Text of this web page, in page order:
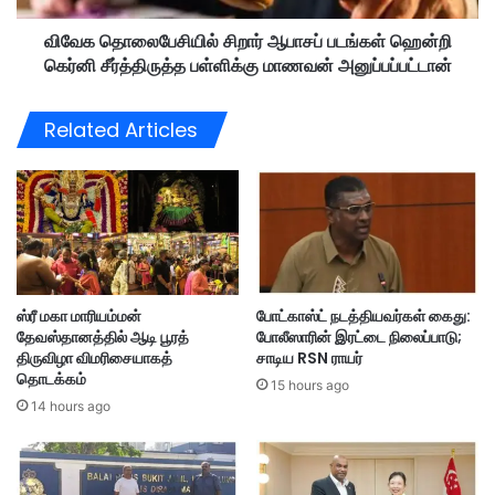
ப்
சி
ங்
க
ப்
பூ
ரி
ல்
3
7
வ
ய
து
ப
ர்
ல்
ஆ
பா
ப்
ப
ட
ங்
க
ள்
ஹெ
ன்
றி
கெ
ர்
சீ
ர்
விவேக தொலைபேசியில் சிறார் ஆபாசப் படங்கள் ஹென்றி
கெர்னி சீர்த்திருத்த பள்ளிக்கு மாணவன் அனுப்பப்பட்டான்
Related Articles
ஸ்ரீ மகா மாரியம்மன்
தேவஸ்தானத்தில் ஆடி பூரத்
திருவிழா விமரிசையாகத்
தொடக்கம்
14 hours ago
போட்காஸ்ட் நடத்தியவர்கள் கைது:
போலீஸாரின் இரட்டை நிலைப்பாடு;
சாடிய RSN ராயர்
15 hours ago